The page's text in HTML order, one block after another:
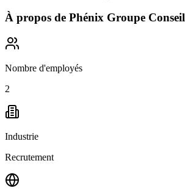
À propos de Phénix Groupe Conseil
Nombre d'employés
2
Industrie
Recrutement